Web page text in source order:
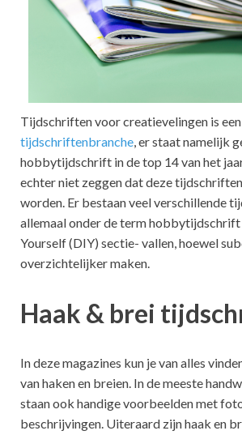
Tijdschriften voor creatievelingen is
tijdschriftenbranche , er staat namelijk
hobbytijdschrift in de top 14 van het
echter niet zeggen dat deze
worden. Er bestaan veel verschillende
allemaal onder de term
Yourself (DIY) sectie- vallen, hoewel
overzichtelijker maken.
Haak & brei
In deze magazines kun je van alles
van haken en breien. In de meeste
staan ook handige voorbeelden met
beschrijvingen. Uiteraard zijn haak en